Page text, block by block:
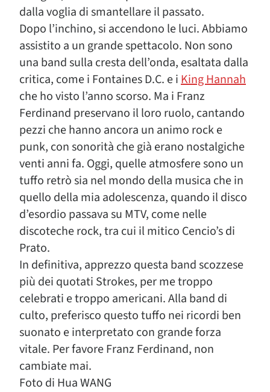
dalla voglia di smantellare il passato.
Dopo l’inchino, si accendono le luci. Abbiamo
assistito a un grande spettacolo. Non sono
una band sulla cresta dell’onda, esaltata dalla
critica, come i Fontaines D.C. e iKing Hannah
che ho visto l’anno scorso. Ma i Franz
Ferdinand preservano il loro ruolo, cantando
pezzi che hanno ancora un animo rock e
punk, con sonorità che già erano nostalgiche
venti anni fa. Oggi, quelle atmosfere sono un
tuffo retrò sia nel mondo della musica che in
quello della mia adolescenza, quando il disco
d’esordio passava su MTV, come nelle
discoteche rock, tra cui il mitico Cencio’s di
Prato.
In definitiva, apprezzo questa band scozzese
più dei quotati Strokes, per me troppo
celebrati e troppo americani. Alla band di
culto, preferisco questo tuffo nei ricordi ben
suonato e interpretato con grande forza
vitale. Per favore Franz Ferdinand, non
cambiate mai.
Foto di Hua WANG